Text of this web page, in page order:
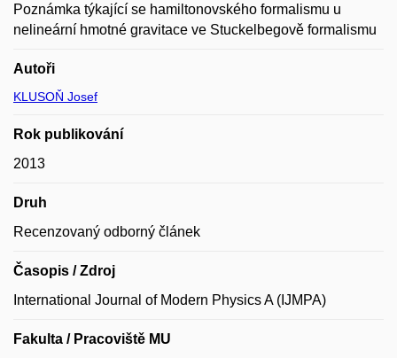
Poznámka týkající se hamiltonovského formalismu u
nelineární hmotné gravitace ve Stuckelbegově formalismu
Autoři
KLUSOŇ Josef
Rok publikování
2013
Druh
Recenzovaný odborný článek
Časopis / Zdroj
International Journal of Modern Physics A (IJMPA)
Fakulta / Pracoviště MU